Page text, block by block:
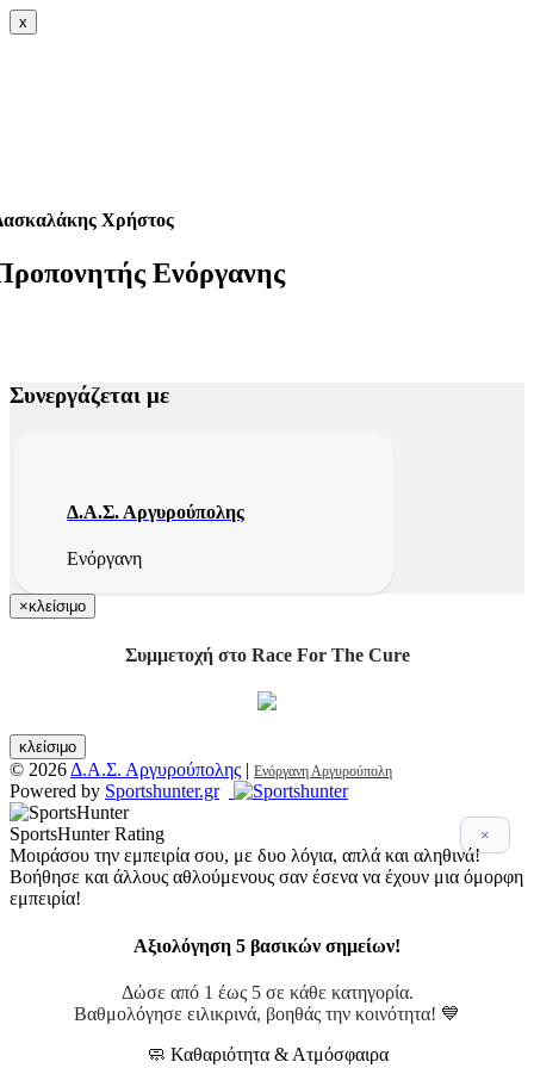
x
Χρήστος
Ενόργανης
Συνεργάζεται με
Δ.Α.Σ. Αργυρούπολης
Ενόργανη
×κλείσιμο
Συμμετοχή στο Race For The Cure
κλείσιμο
© 2026Δ.Α.Σ. Αργυρούπολης | Ενόργανη Αργυρούπολη
Powered by Sportshunter.gr
×
SportsHunter Rating
Μοιράσου την εμπειρία σου, με δυο λόγια, απλά και αληθινά!
Βοήθησε και άλλους αθλούμενους σαν έσενα να έχουν μια όμορφη
εμπειρία!
Αξιολόγηση 5 βασικών σημείων!
Δώσε από 1 έως 5 σε κάθε κατηγορία.
Βαθμολόγησε ειλικρινά, βοηθάς την κοινότητα! 💙
🧼 Καθαριότητα & Ατμόσφαιρα